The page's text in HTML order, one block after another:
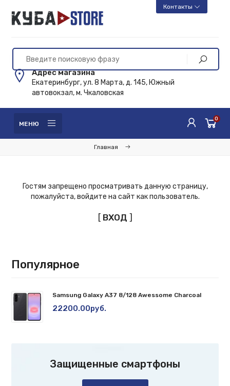
Контакты
Адрес магазина
Екатеринбург, ул. 8 Марта, д. 145, Южный
автовокзал, м. Чкаловская
МЕНЮ
0
Главная
Гостям запрещено просматривать данную страницу,
пожалуйста, войдите на сайт как пользователь.
[ ВХОД ]
Популярное
Samsung Galaxy A37 8/128 Awessome Charcoal
22200.00руб.
Защищенные смартфоны